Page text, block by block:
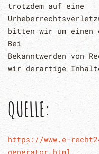
trotzdem auf eine
bitten wir um einen
Bei
Bekanntwerden von
wir derartige Inhalte
QUELLE:
https://www.e-
generator.html